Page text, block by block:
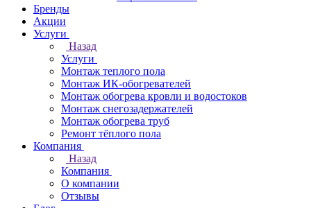
Бренды
Акции
Услуги
Назад
Услуги
Монтаж теплого пола
Монтаж ИК-обогревателей
Монтаж обогрева кровли и водостоков
Монтаж снегозадержателей
Монтаж обогрева труб
Ремонт тёплого пола
Компания
Назад
Компания
О компании
Отзывы